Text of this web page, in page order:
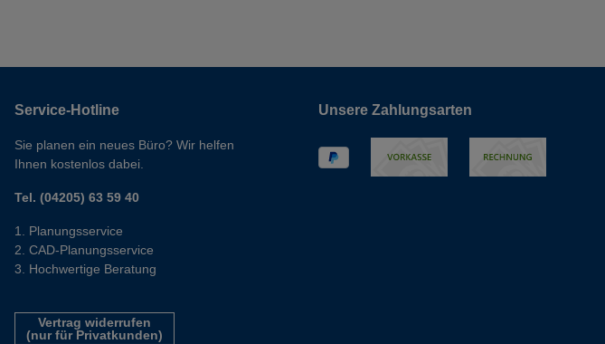
Service-Hotline
Sie planen ein neues Büro? Wir helfen
Ihnen kostenlos dabei.
Tel. (04205) 63 59 40
Planungsservice
CAD-Planungsservice
Hochwertige Beratung
Vertrag widerrufen
(nur für Privatkunden)
Unsere Zahlungsarten